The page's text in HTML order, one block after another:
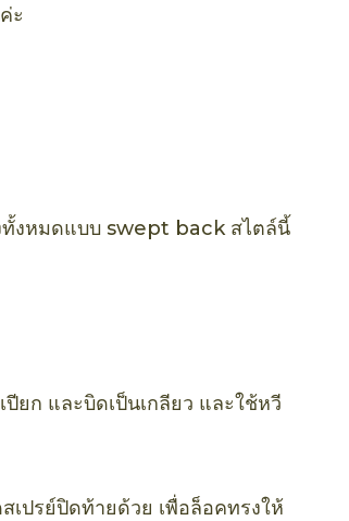
ะ
งทั้งหมดแบบ swept back สไตล์นี้
ยก และบิดเป็นเกลียว และใช้หวี
ปรย์ปิดท้ายด้วย เพื่อล็อคทรงให้